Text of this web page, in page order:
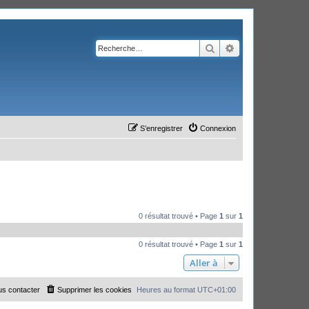
Rechercher
Connexion
S’enregistrer
0 résultat trouvé • Page 1 sur 1
0 résultat trouvé • Page 1 sur 1
Aller à
Heures au format UTC+01:00
Supprimer les cookies
contacter